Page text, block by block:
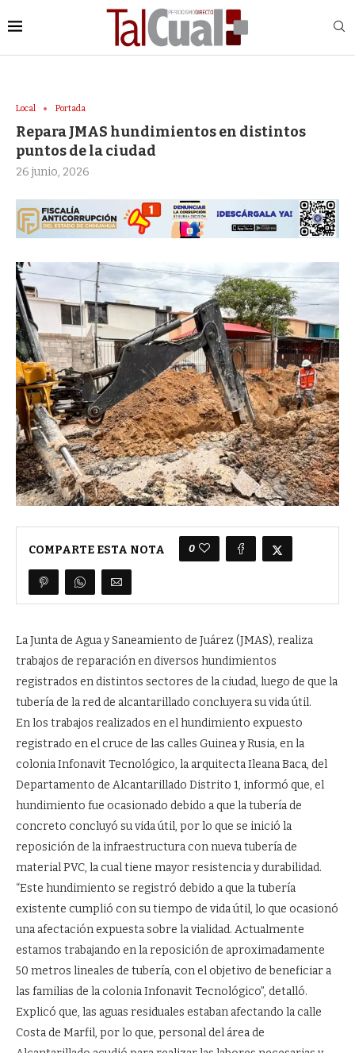
Local Portada
Repara JMAS hundimientos en distintos
puntos de la ciudad
26 junio, 2026
COMPARTE ESTA NOTA 0
La Junta de Agua y Saneamiento de Juárez (JMAS), realiza
trabajos de reparación en diversos hundimientos
registrados en distintos sectores de la ciudad, luego de que la
tubería de la red de alcantarillado concluyera su vida útil.
En los trabajos realizados en el hundimiento expuesto
registrado en el cruce de las calles Guinea y Rusia, en la
colonia Infonavit Tecnológico, la arquitecta Ileana Baca, del
Departamento de Alcantarillado Distrito 1, informó que, el
hundimiento fue ocasionado debido a que la tubería de
concreto concluyó su vida útil, por lo que se inició la
reposición de la infraestructura con nueva tubería de
material PVC, la cual tiene mayor resistencia y durabilidad.
“Este hundimiento se registró debido a que la tubería
existente cumplió con su tiempo de vida útil, lo que ocasionó
una afectación expuesta sobre la vialidad. Actualmente
estamos trabajando en la reposición de aproximadamente
50 metros lineales de tubería, con el objetivo de beneficiar a
las familias de la colonia Infonavit Tecnológico”, detalló.
Explicó que, las aguas residuales estaban afectando la calle
Costa de Marfil, por lo que, personal del área de